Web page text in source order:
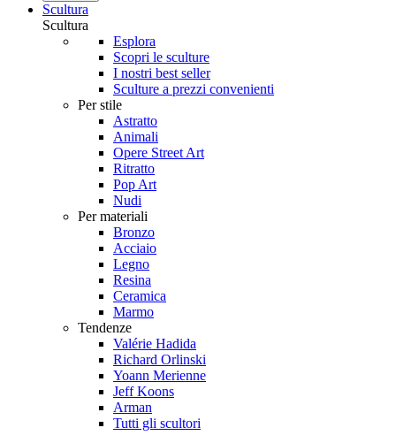
Scultura
Scultura
Esplora
Scopri le sculture
I nostri best seller
Sculture a prezzi convenienti
Per stile
Astratto
Animali
Opere Street Art
Ritratto
Pop Art
Nudi
Per materiali
Bronzo
Acciaio
Legno
Resina
Ceramica
Marmo
Tendenze
Valérie Hadida
Richard Orlinski
Yoann Merienne
Jeff Koons
Arman
Tutti gli scultori